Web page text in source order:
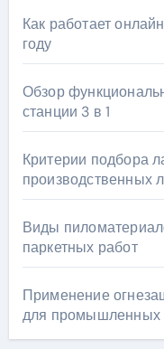
Как работает
году
Обзор
станции 3 в 1
Критерии подбора
производственных
Виды
паркетных работ
Применение
для промышленных